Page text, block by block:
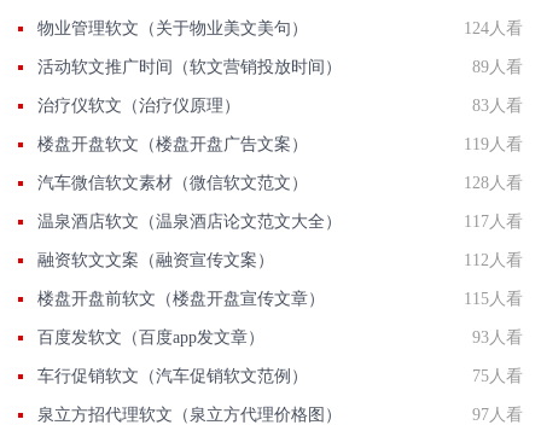
物业管理软文（关于物业美文美句） 124人看
活动软文推广时间（软文营销投放时间） 89人看
治疗仪软文（治疗仪原理） 83人看
楼盘开盘软文（楼盘开盘广告文案） 119人看
汽车微信软文素材（微信软文范文） 128人看
温泉酒店软文（温泉酒店论文范文大全） 117人看
融资软文文案（融资宣传文案） 112人看
楼盘开盘前软文（楼盘开盘宣传文章） 115人看
百度发软文（百度app发文章） 93人看
车行促销软文（汽车促销软文范例） 75人看
泉立方招代理软文（泉立方代理价格图） 97人看